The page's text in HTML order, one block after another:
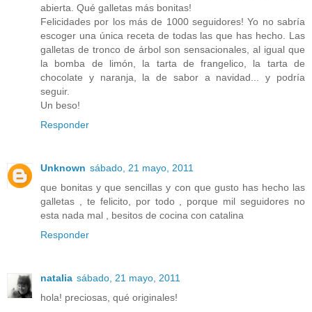
abierta. Qué galletas más bonitas!
Felicidades por los más de 1000 seguidores! Yo no sabría
escoger una única receta de todas las que has hecho. Las
galletas de tronco de árbol son sensacionales, al igual que
la bomba de limón, la tarta de frangelico, la tarta de
chocolate y naranja, la de sabor a navidad... y podría
seguir.
Un beso!
Responder
Unknown sábado, 21 mayo, 2011
que bonitas y que sencillas y con que gusto has hecho las
galletas , te felicito, por todo , porque mil seguidores no
esta nada mal , besitos de cocina con catalina
Responder
natalia sábado, 21 mayo, 2011
hola! preciosas, qué originales!